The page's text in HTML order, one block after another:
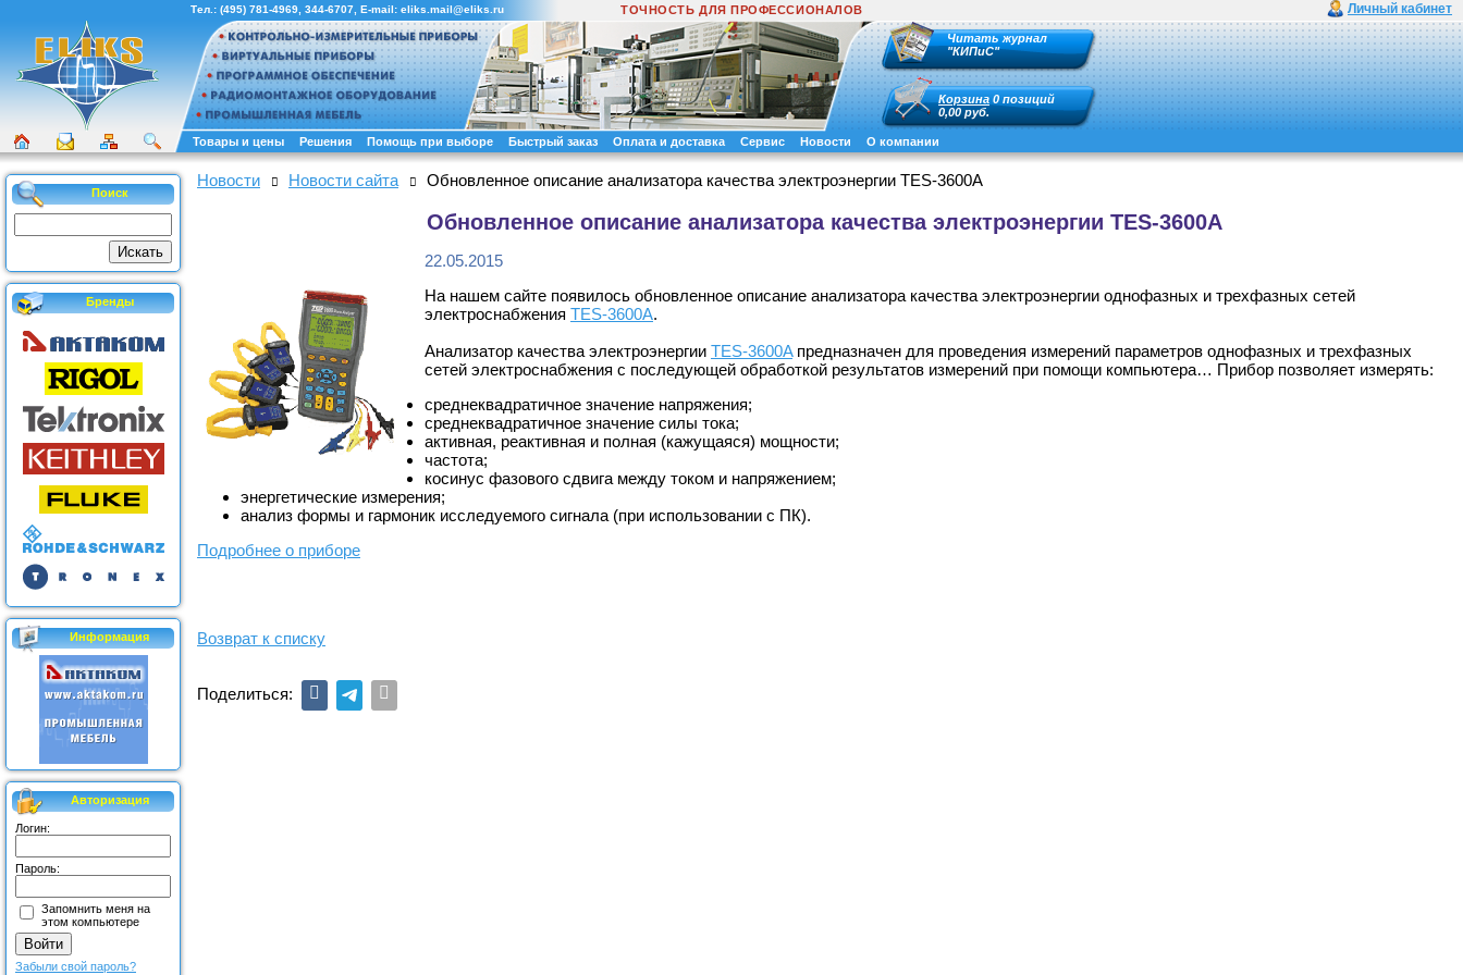
Личный кабинет
Тел.: (495) 781-4969 344-6707 , E-mail: eliks.mail@eliks.ru ТОЧНОСТЬ ДЛЯ ПРОФЕССИОНАЛОВ
Читать журнал
"КИПиС"
Корзина 0 позиций
0,00 руб.
Товары и цены Решения Помощь при выборе Быстрый заказ Оплата и доставка Сервис Новости О компании
Поиск
Бренды
Информация
Авторизация
Логин:
Пароль:
Запомнить меня на
этом компьютере
Забыли свой пароль?
Новости Новости сайта Обновленное описание анализатора качества электроэнергии TES-3600A
Обновленное описание анализатора качества электроэнергии TES-3600A
22.05.2015
На нашем сайте появилось обновленное описание анализатора качества электроэнергии однофазных и трехфазных сетей
электроснабжения TES-3600A.
Анализатор качества электроэнергии TES-3600Aпредназначен для проведения измерений параметров однофазных и трехфазных
сетей электроснабжения с последующей обработкой результатов измерений при помощи компьютера… Прибор позволяет измерять:
среднеквадратичное значение напряжения;
среднеквадратичное значение силы тока;
активная, реактивная и полная (кажущаяся) мощности;
частота;
косинус фазового сдвига между током и напряжением;
энергетические измерения;
анализ формы и гармоник исследуемого сигнала (при использовании с ПК).
Подробнее о приборе
Возврат к списку
Поделиться: